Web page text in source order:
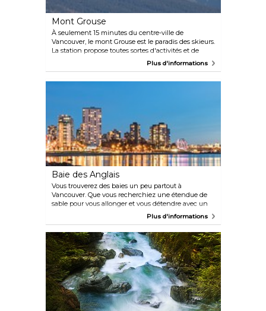
Mont Grouse
À seulement 15 minutes du centre-ville de
Vancouver, le mont Grouse est le paradis des skieurs.
La station propose toutes sortes d'activités et de
loisirs, notamment des activités culturelles,
Plus d'informations
Baie des Anglais
Vous trouverez des baies un peu partout à
Vancouver. Que vous recherchiez une étendue de
sable pour vous allonger et vous détendre avec un
bon livre ou bien un terrain de volley-ball extérieur,
baie des Anglais est une belle plage bien animée,
qui prend vie lorsqu'il fait beau et chaud et
permettant diverses activités telles que la plongée
sous-marine, le kayak et plus encore.
Plus d'informations